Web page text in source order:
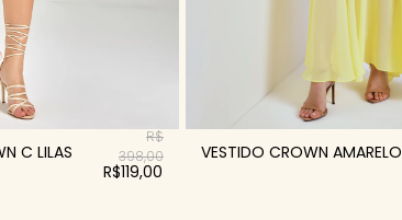
C LILAS
R$
398,00
R$119,00
VESTIDO CROWN AMARELO